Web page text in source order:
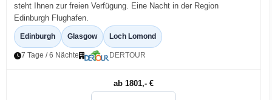
steht Ihnen zur freien Verfügung. Eine Nacht in der Region
Edinburgh Flughafen.
Edinburgh Glasgow Loch Lomond
7 Tage / 6 Nächte DERTOUR
ab 1801,- €